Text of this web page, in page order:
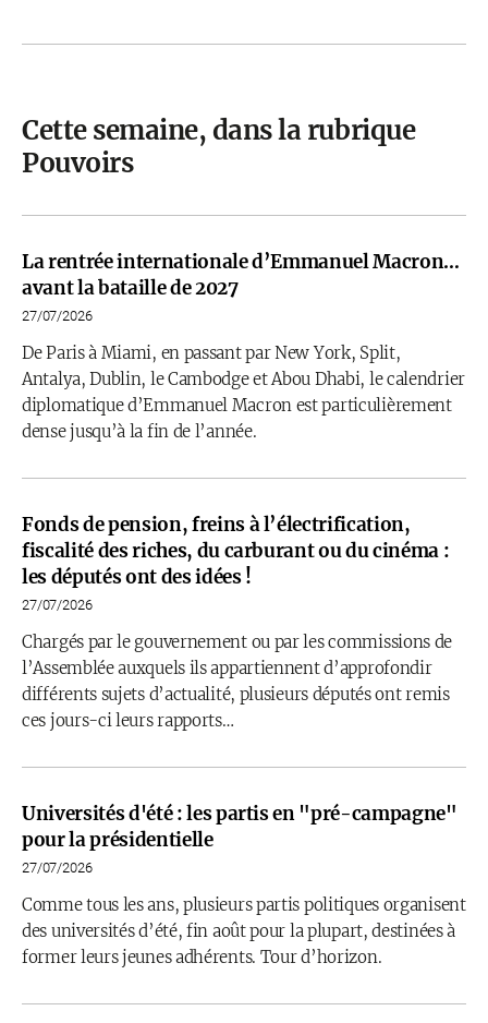
Cette semaine, dans la rubrique
Pouvoirs
La rentrée internationale d’Emmanuel Macron…
avant la bataille de 2027
27/07/2026
De Paris à Miami, en passant par New York, Split,
Antalya, Dublin, le Cambodge et Abou Dhabi, le calendrier
diplomatique d’Emmanuel Macron est particulièrement
dense jusqu’à la fin de l’année.
Fonds de pension, freins à l’électrification,
fiscalité des riches, du carburant ou du cinéma :
les députés ont des idées !
27/07/2026
Chargés par le gouvernement ou par les commissions de
l’Assemblée auxquels ils appartiennent d’approfondir
différents sujets d’actualité, plusieurs députés ont remis
ces jours-ci leurs rapports…
Universités d'été : les partis en "pré-campagne"
pour la présidentielle
27/07/2026
Comme tous les ans, plusieurs partis politiques organisent
des universités d’été, fin août pour la plupart, destinées à
former leurs jeunes adhérents. Tour d’horizon.